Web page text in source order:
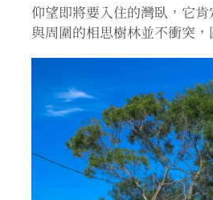
仰望即將要入住的灣臥，它
與周圍的相思樹林並不衝突